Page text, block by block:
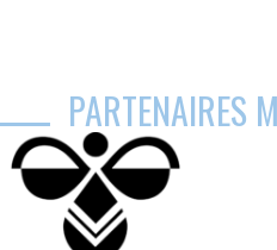
PARTENAIRES